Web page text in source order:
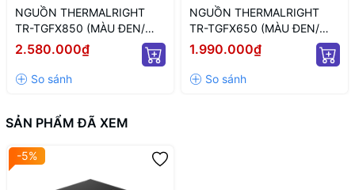
NGUỒN THERMALRIGHT
TR-TGFX850 (MÀU ĐEN/
CHUẨN SFX/ FULL
MODULAR/ 850W)
2.580.000₫
NGUỒN THERMALRIGHT
TR-TGFX650 (MÀU ĐEN/
CHUẨN SFX/ FULL
MODULAR/ 650W)
1.990.000₫
SẢN PHẨM ĐÃ XEM
-5%